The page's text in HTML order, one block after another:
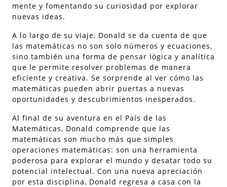
mente y fomentando su curiosidad por explorar
nuevas ideas.
A lo largo de su viaje, Donald se da cuenta de que
las matemáticas no son solo números y ecuaciones,
sino también una forma de pensar lógica y analítica
que le permite resolver problemas de manera
eficiente y creativa. Se sorprende al ver cómo las
matemáticas pueden abrir puertas a nuevas
oportunidades y descubrimientos inesperados.
Al final de su aventura en el País de las
Matemáticas, Donald comprende que las
matemáticas son mucho más que simples
operaciones matemáticas: son una herramienta
poderosa para explorar el mundo y desatar todo su
potencial intelectual. Con una nueva apreciación
por esta disciplina, Donald regresa a casa con la